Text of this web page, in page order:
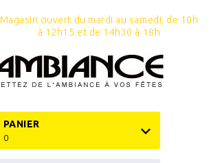
Magasin ouvert du mardi au samedi, de 10h
à 12h15 et de 14h30 à 18h
PANIER
0